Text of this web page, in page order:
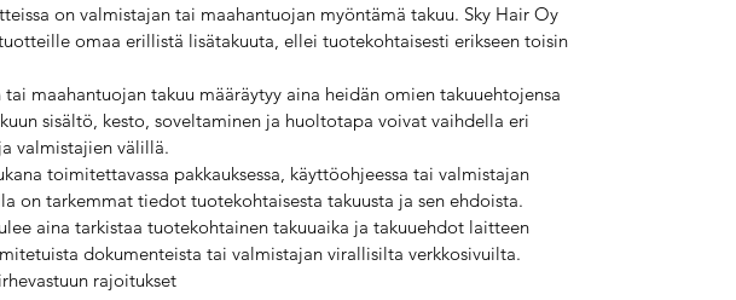
on valmistajan tai maahantuojan myöntämä takuu. Sky Hair Oy
omaa erillistä lisätakuuta, ellei tuotekohtaisesti erikseen toisin
tai maahantuojan takuu määräytyy aina heidän omien takuuehtojensa
sisältö, kesto, soveltaminen ja huoltotapa voivat vaihdella eri
valmistajien välillä.
toimitettavassa pakkauksessa, käyttöohjeessa tai valmistajan
on tarkemmat tiedot tuotekohtaisesta takuusta ja sen ehdoista.
aina tarkistaa tuotekohtainen takuuaika ja takuuehdot laitteen
dokumenteista tai valmistajan virallisilta verkkosivuilta.
rajoitukset